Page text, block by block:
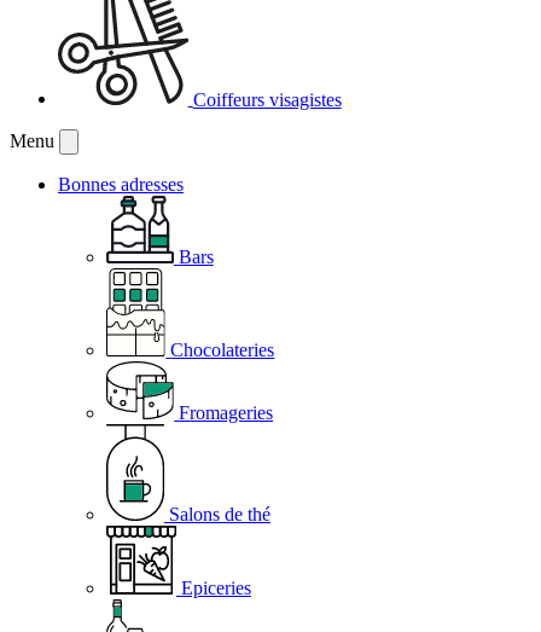
Coiffeurs visagistes
Menu
Bonnes adresses
Bars
Chocolateries
Fromageries
Salons de thé
Epiceries